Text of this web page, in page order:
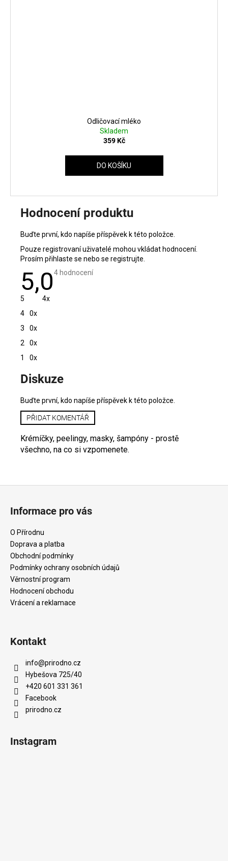
Odličovací mléko
Skladem
359 Kč
DO KOŠÍKU
Hodnocení produktu
Buďte první, kdo napíše příspěvek k této položce.
Pouze registrovaní uživatelé mohou vkládat hodnocení.
Prosím přihlaste se nebo se registrujte
5,0Průměrné
4 hodnocení
5
4x
4
0x
3
0x
2
0x
1
0x
ý
i
s
h
o
d
í
Diskuze
Buďte první, kdo napíše příspěvek k této položce.
PŘIDAT KOMENTÁŘ
Krémíčky, peelingy, masky, šampóny - prostě
všechno, na co si vzpomenete.
Informace pro vás
O Přírodnu
Doprava a platba
Obchodní podmínky
Podmínky ochrany osobních údajů
Věrnostní program
Hodnocení obchodu
Vrácení a reklamace
Kontakt
info@prirodno.cz
Hybešova 725/40
+420 601 331 361
Facebook
prirodno.cz
Instagram